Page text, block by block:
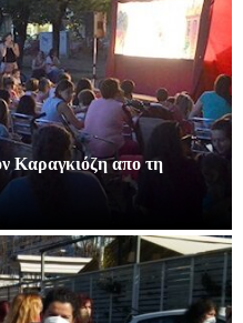
Καραγκιόζη απο τη